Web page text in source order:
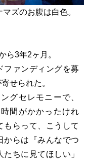
ズのお腹は白色。
ら3年2ヶ月。
ファンディングを募
せられた。
グセレモニーで、
間がかかったけれ
もらって、こうして
からは『みんなでつ
ちに見てほしい」